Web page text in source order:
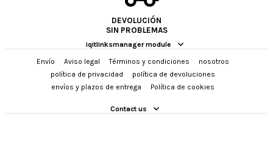
DEVOLUCIÓN
SIN PROBLEMAS
iqitlinksmanager module
Envío
Aviso legal Términos y condiciones
nosotros
política de privacidad
política de devoluciones
envíos y plazos de entrega
Política de cookies
Contact us